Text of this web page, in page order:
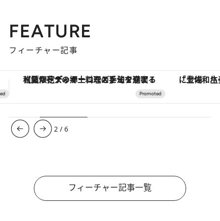
FEATURE
フィーチャー記事
「土佐和ハーブかき氷」がOMO7高知に登場！生姜、山椒、大葉など目にも舌にも涼を呼ぶ郷土の味 ヴァシュロン・コンスタンタ
3 /6
フィーチャー記事一覧